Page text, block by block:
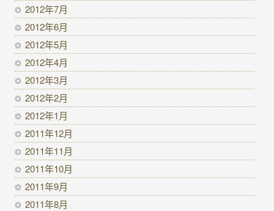
2012年7月
2012年6月
2012年5月
2012年4月
2012年3月
2012年2月
2012年1月
2011年12月
2011年11月
2011年10月
2011年9月
2011年8月